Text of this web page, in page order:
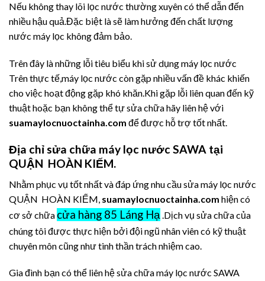
Nếu không thay lõi lọc nước thường xuyên có thể dẫn đến
nhiều hậu quả.Đặc biệt là sẽ làm hưởng đến chất lượng
nước máy lọc không đảm bảo.
Trên đây là những lỗi tiêu biểu khi sử dụng máy lọc nước
Trên thực tế,máy lọc nước còn gặp nhiều vấn đề khác khiến
cho việc hoạt động gặp khó khăn.Khi gặp lỗi liên quan đến kỹ
thuật hoặc bạn không thể tự sửa chữa hãy liên hệ với
suamaylocnuoctainha.com để được hỗ trợ tốt nhất.
Địa chỉ sửa chữa máy lọc nước SAWA tại
QUẬN HOÀN KIẾM.
Nhằm phục vụ tốt nhất và đáp ứng nhu cầu sửa máy lọc nước
QUẬN HOÀN KIẾM, suamaylocnuoctainha.com hiện có
cơ sở chữa cửa hàng 85 Láng Hạ .Dịch vụ sửa chữa của
chúng tôi được thực hiện bởi đội ngũ nhân viên có kỹ thuật
chuyên môn cũng như tinh thần trách nhiệm cao.
Gia đình bạn có thể liên hệ sửa chữa máy lọc nước SAWA